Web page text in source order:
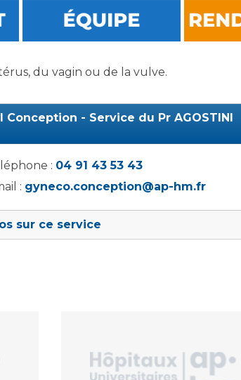
du vagin ou de la vulve.
Conception - Service du Pr AGOSTINI
: 04 91 43 53 43
: gyneco.conception@ap-hm.fr
sur ce service